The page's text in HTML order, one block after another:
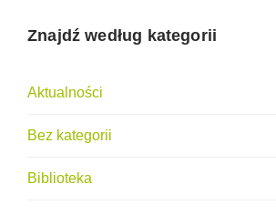
Znajdź według kategorii
Aktualności
Bez kategorii
Biblioteka